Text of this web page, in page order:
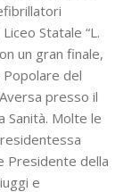
Statale “L.
un gran finale,
Popolare del
presso il
Sanità. Molte le
Presidente della
e